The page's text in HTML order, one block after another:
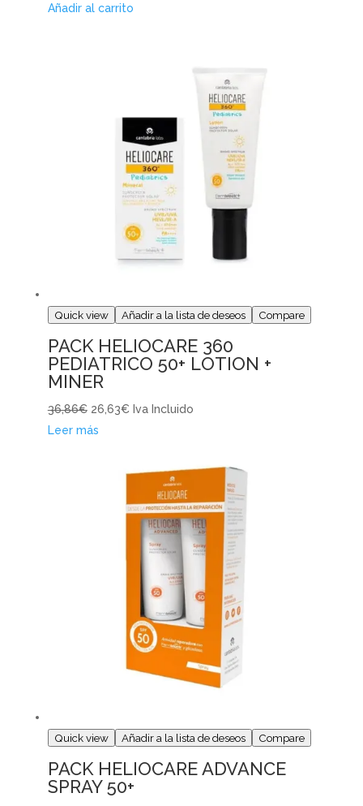
Añadir al carrito
Quick view Añadir a la lista de deseos Compare
PACK HELIOCARE 360
PEDIATRICO 50+ LOTION +
MINER
36,86€ 26,63€ Iva Incluido
Leer más
Quick view Añadir a la lista de deseos Compare
PACK HELIOCARE ADVANCE
SPRAY 50+